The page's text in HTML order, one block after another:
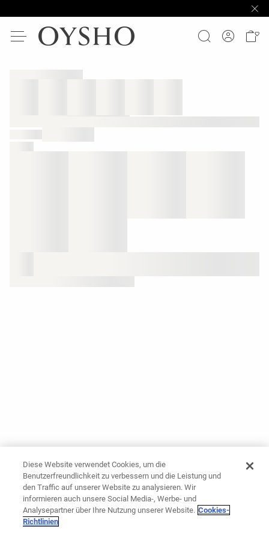
Diese Website verwendet Cookies, um die
Benutzerfreundlichkeit zu verbessern und die Leistung und
den Traffic auf unserer Website zu analysieren. Wir
informieren auch unsere Social Media-, Werbe- und
Analysepartner über Ihre Nutzung unserer Website. Cookies-
Richtlinien